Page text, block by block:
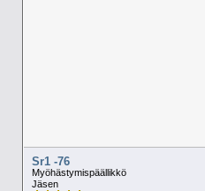
Sr1 -76
Myöhästymispäällikkö
Jäsen